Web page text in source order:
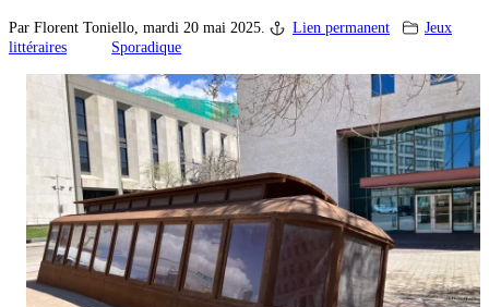
Par Florent Toniello, mardi 20 mai 2025. Lien permanent
Jeux
littéraires
Sporadique